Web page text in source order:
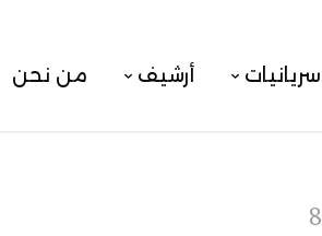
سريانيات أرشيف من نحن